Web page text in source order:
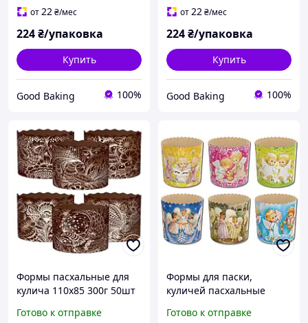
серебром
от22₴/мес
224₴/упаковка
Купить
Good Baking 100%
от22₴/мес
224₴/упаковка
Купить
Good Baking 100%
Формы пасхальные для
кулича 110х85 300г 50шт
пасхальные для
Готово к отправке
Формы для паски,
куличей пасхальные
серия 8 с ангелами /
Готово к отправке